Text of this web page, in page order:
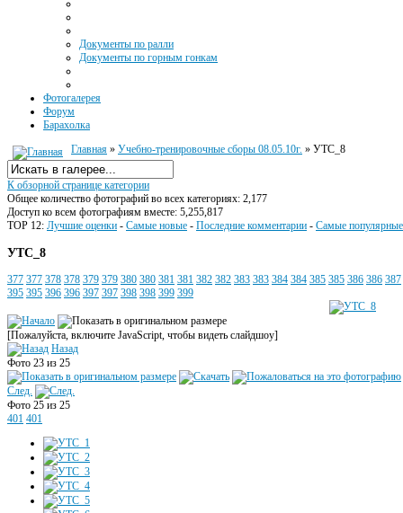
Документы по ралли
Документы по горным гонкам
Фотогалерея
Форум
Барахолка
Главная » Учебно-тренировочные сборы 08.05.10г. » УТС_8
К обзорной странице категории
Общее количество фотографий во всех категориях: 2,177
Доступ ко всем фотографиям вместе: 5,255,817
TOP 12: Лучшие оценки - Самые новые - Последние комментарии - Самые популярные
УТС_8
377 377 378 378 379 379 380 380 381 381 382 382 383 383 384 384 385 385 386 386 387
395 395 396 396 397 397 398 398 399 399
[Пожалуйста, включите JavaScript, чтобы видеть слайдшоу]
Назад
Фото 23 из 25
След.
Фото 25 из 25
401 401